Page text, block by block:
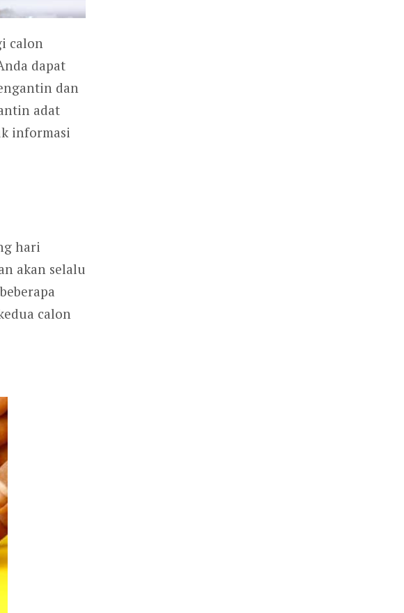
calon
dapat
dan
adat
informasi
hari
akan selalu
calon